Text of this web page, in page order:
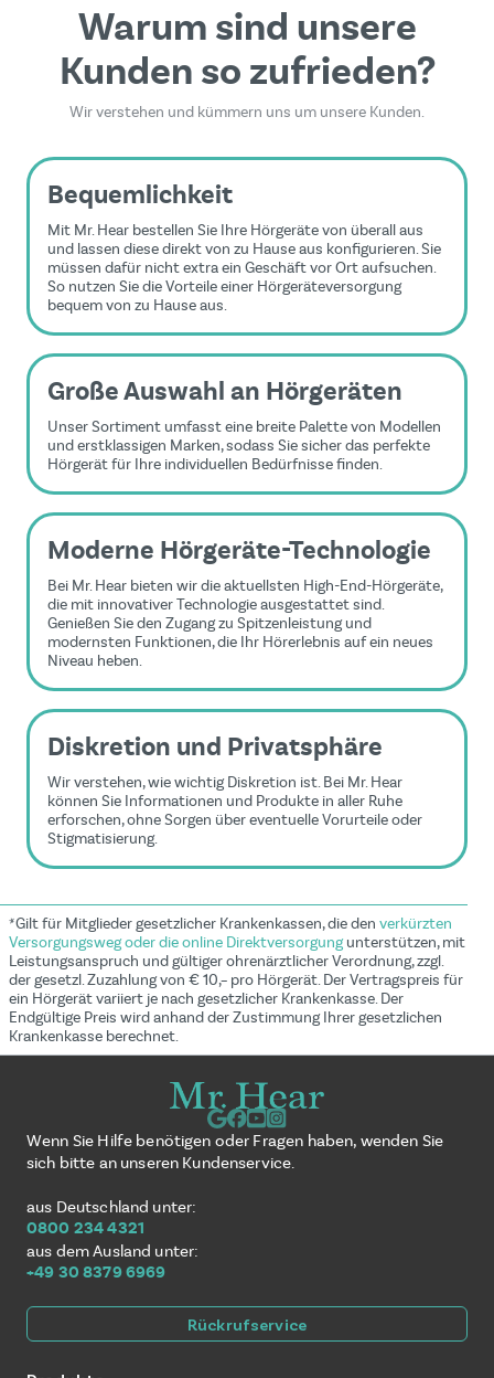
Warum sind unsere
Kunden so zufrieden?
Wir verstehen und kümmern uns um unsere Kunden.
Bequemlichkeit
Mit Mr. Hear bestellen Sie Ihre Hörgeräte von überall aus
und lassen diese direkt von zu Hause aus konfigurieren. Sie
müssen dafür nicht extra ein Geschäft vor Ort aufsuchen.
So nutzen Sie die Vorteile einer Hörgeräteversorgung
bequem von zu Hause aus.
Große Auswahl an Hörgeräten
Unser Sortiment umfasst eine breite Palette von Modellen
und erstklassigen Marken, sodass Sie sicher das perfekte
Hörgerät für Ihre individuellen Bedürfnisse finden.
Moderne Hörgeräte-Technologie
Bei Mr. Hear bieten wir die aktuellsten High-End-Hörgeräte,
die mit innovativer Technologie ausgestattet sind.
Genießen Sie den Zugang zu Spitzenleistung und
modernsten Funktionen, die Ihr Hörerlebnis auf ein neues
Niveau heben.
Diskretion und Privatsphäre
Wir verstehen, wie wichtig Diskretion ist. Bei Mr. Hear
können Sie Informationen und Produkte in aller Ruhe
erforschen, ohne Sorgen über eventuelle Vorurteile oder
Stigmatisierung.
*Gilt für Mitglieder gesetzlicher Krankenkassen, die den verkürzten
Versorgungsweg oder die online Direktversorgungunterstützen, mit
Leistungsanspruch und gültiger ohrenärztlicher Verordnung, zzgl.
der gesetzl. Zuzahlung von € 10,– pro Hörgerät. Der Vertragspreis für
ein Hörgerät variiert je nach gesetzlicher Krankenkasse. Der
Endgültige Preis wird anhand der Zustimmung Ihrer gesetzlichen
Krankenkasse berechnet.
Wenn Sie Hilfe benötigen oder Fragen haben, wenden Sie
sich bitte an unseren Kundenservice.
aus Deutschland unter:
0800 234 4321
aus dem Ausland unter:
+49 30 8379 6969
Rückrufservice